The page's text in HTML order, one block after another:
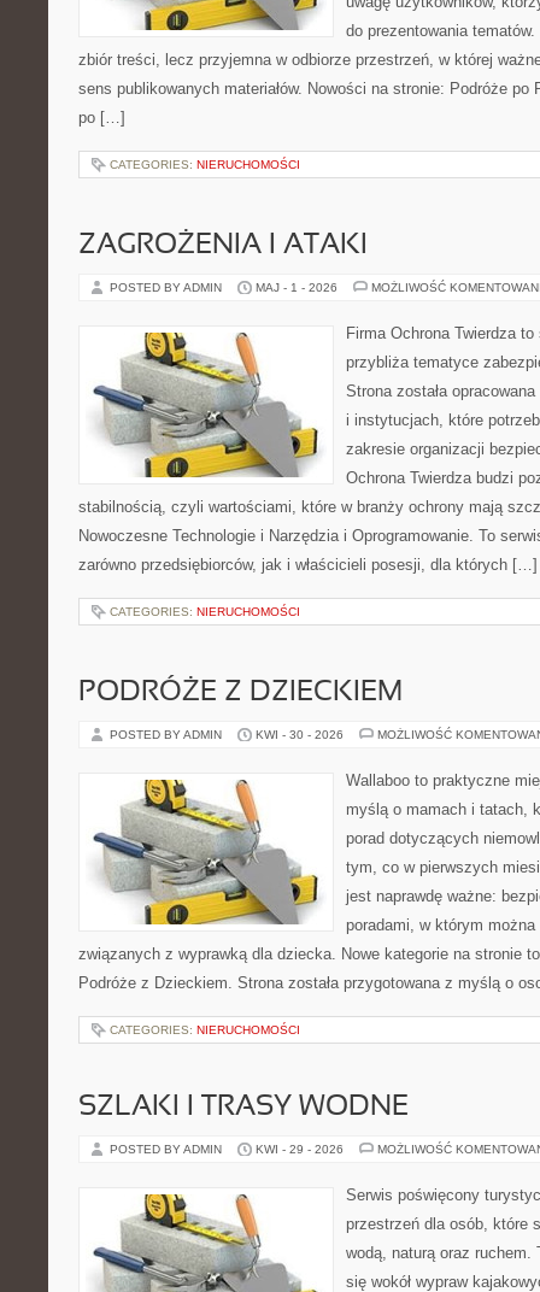
do prezentowania
zbiór treści, lecz przyjemna w odbiorze przestrzeń, w której
sens publikowanych materiałów. Nowości na stronie: Podróże
po […]
CATEGORIES: NIERUCHOMOŚCI
ZAGROŻENIA I ATAKI
POSTED BY ADMIN MAJ - 1 - 2026 MOŻLIWOŚĆ
Firma Ochrona Twierdza
przybliża tematyce
Strona została
i instytucjach, które
zakresie organizacji
Ochrona Twierdza budzi
stabilnością, czyli wartościami, które w branży ochrony mają
Nowoczesne Technologie i Narzędzia i Oprogramowanie. To
zarówno przedsiębiorców, jak i właścicieli posesji, dla których […]
CATEGORIES: NIERUCHOMOŚCI
PODRÓŻE Z DZIECKIEM
POSTED BY ADMIN KWI - 30 - 2026 MOŻLIWOŚĆ
Wallaboo to praktyczne
myślą o mamach i tatach,
porad dotyczących
tym, co w pierwszych
jest naprawdę ważne:
poradami, w którym
związanych z wyprawką dla dziecka. Nowe kategorie na stronie
Podróże z Dzieckiem. Strona została przygotowana z myślą o
CATEGORIES: NIERUCHOMOŚCI
SZLAKI I TRASY WODNE
POSTED BY ADMIN KWI - 29 - 2026 MOŻLIWOŚĆ
Serwis poświęcony
przestrzeń dla osób, które
wodą, naturą oraz ruchem.
się wokół wypraw